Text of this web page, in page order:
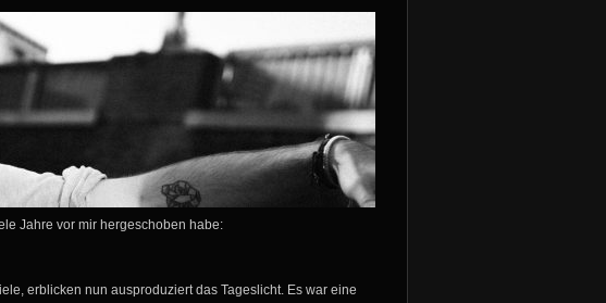
Jahre vor mir hergeschoben habe:
erblicken nun ausproduziert das Tageslicht. Es war eine